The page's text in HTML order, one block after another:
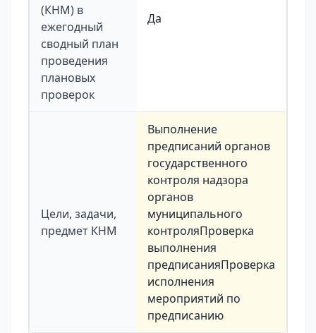
(КНМ) в
ежегодный
сводный план
проведения
плановых
проверок
Да
Цели, задачи,
предмет КНМ
Выполнение
предписаний органов
государственного
контроля надзора
органов
муниципального
контроляПроверка
выполнения
предписанияПроверка
исполнения
мероприятий по
предписанию